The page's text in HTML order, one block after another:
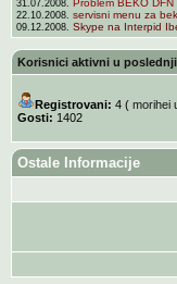
31.07.2008.
22.10.2008. servisni menu za
09.12.2008. Skype na Interpid
Korisnici aktivni u
Registrovani: 4 ( morihei
Gosti: 1402
Ostale Informacije